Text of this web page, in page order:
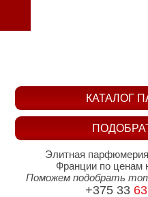
КАТАЛОГ
Элитная
Франции по ценам
Поможем подобрать
+375 33